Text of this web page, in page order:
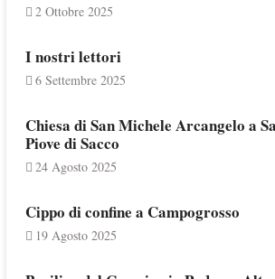
2 Ottobre 2025
I nostri lettori
6 Settembre 2025
Chiesa di San Michele Arcangelo a
Piove di Sacco
24 Agosto 2025
Cippo di confine a Campogrosso
19 Agosto 2025